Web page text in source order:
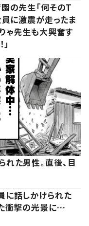
の先生「何そのT
員に激震が走ったま
ゃ先生も大興奮す
た男性。直後、目
話しかけられた
衝撃の光景に…